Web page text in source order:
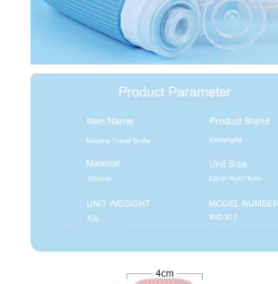
frasco de viagem de silicone
Copo de Silicone Dobrável
Produtos de cozinha de silicone
Produtos de borracha de silicone